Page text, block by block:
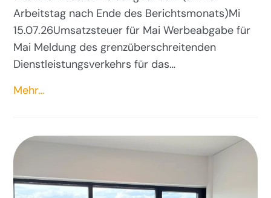
Arbeitstag nach Ende des Berichtsmonats)Mi
15.07.26Umsatzsteuer für Mai Werbeabgabe für
Mai Meldung des grenzüberschreitenden
Dienstleistungsverkehrs für das…
Mehr…